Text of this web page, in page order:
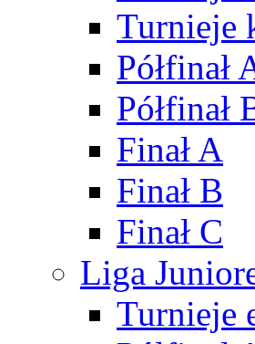
Turnieje
Półfinał
Półfinał
Finał A
Finał B
Finał C
Liga
Turnieje